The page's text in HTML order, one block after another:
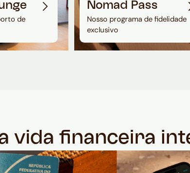
de
Nomad Pass
Nosso programa de fidelidade
exclusivo
vida financeira